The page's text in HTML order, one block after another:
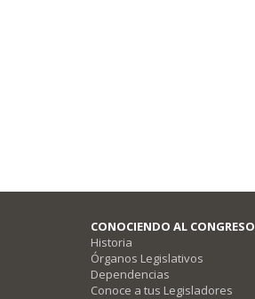
CONOCIENDO AL CONGRESO
Historia
Órganos Legislativos
Dependencias
Conoce a tus Legisladores